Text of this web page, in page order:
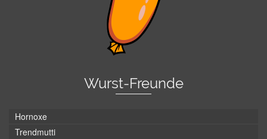
Wurst-Freunde
Hornoxe
Trendmutti